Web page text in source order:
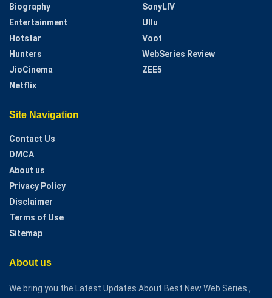
Biography
Entertainment
Hotstar
Hunters
JioCinema
Netflix
SonyLIV
Ullu
Voot
WebSeries Review
ZEE5
Site Navigation
Contact Us
DMCA
About us
Privacy Policy
Disclaimer
Terms of Use
Sitemap
About us
We bring you the Latest Updates About Best New Web Series ,